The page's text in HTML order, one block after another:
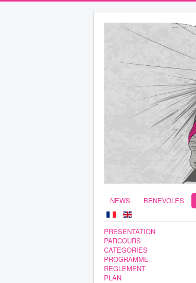
NEWS BENEVOLES
PRESENTATION
PARCOURS
CATEGORIES
PROGRAMME
REGLEMENT
PLAN